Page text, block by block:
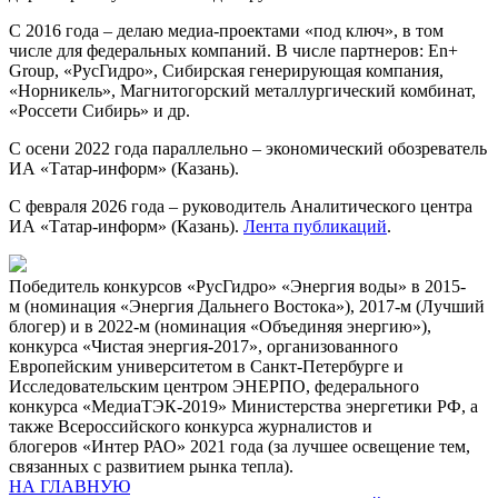
С 2016 года – делаю медиа-проектами «под ключ», в том
числе для федеральных компаний. В числе партнеров: En+
Group, «РусГидро», Сибирская генерирующая компания,
«Норникель», Магнитогорский металлургический комбинат,
«Россети Сибирь» и др.
С осени 2022 года параллельно – экономический обозреватель
ИА «Татар-информ» (Казань).
С февраля 2026 года – руководитель Аналитического центра
ИА «Татар-информ» (Казань). Лента публикаций.
Победитель конкурсов «РусГидро» «Энергия воды» в 2015-
м (номинация «Энергия Дальнего Востока»), 2017-м (Лучший
блогер) и в 2022-м (номинация «Объединяя энергию»),
конкурса «Чистая энергия-2017», организованного
Европейским университетом в Санкт-Петербурге и
Исследовательским центром ЭНЕРПО, федерального
конкурса «МедиаТЭК-2019» Министерства энергетики РФ, а
также Всероссийского конкурса журналистов и
блогеров «Интер РАО» 2021 года (за лучшее освещение тем,
связанных с развитием рынка тепла).
НА ГЛАВНУЮ